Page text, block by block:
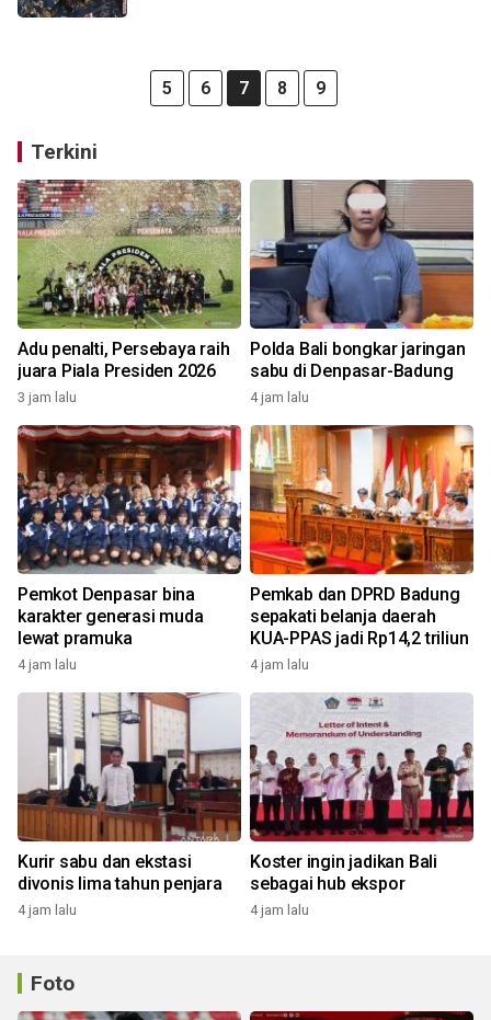
5 6 7 8 9
Terkini
Adu penalti, Persebaya raih
juara Piala Presiden 2026
3 jam lalu
Polda Bali bongkar jaringan
sabu di Denpasar-Badung
4 jam lalu
Pemkot Denpasar bina
karakter generasi muda
lewat pramuka
4 jam lalu
Pemkab dan DPRD Badung
sepakati belanja daerah
KUA-PPAS jadi Rp14,2 triliun
4 jam lalu
Kurir sabu dan ekstasi
divonis lima tahun penjara
4 jam lalu
Koster ingin jadikan Bali
sebagai hub ekspor
4 jam lalu
Foto